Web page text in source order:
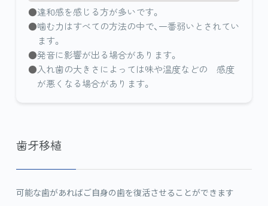
違和感を感じる方が多いです。
噛む力はすべての方法の中で、一番弱いとされてい
ます。
発音に影響が出る場合があります。
入れ歯の大きさによっては味や温度などの 感度
が悪くなる場合があります。
歯牙移植
可能な歯があればご自身の歯を復活させることができます